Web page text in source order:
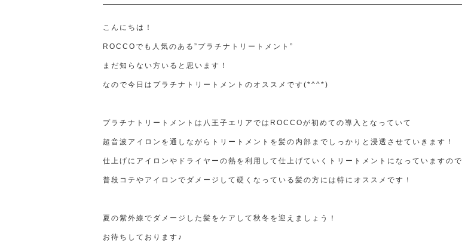
こんにちは！
ROCCOでも人気のある”プラチナトリートメント”
まだ知らない方いると思います！
なので今日はプラチナトリートメントのオススメです(*^^*)
プラチナトリートメントは八王子エリアではROCCOが初めての導入となっていて
超音波アイロンを通しながらトリートメントを髪の内部までしっかりと浸透させていきます！
仕上げにアイロンやドライヤーの熱を利用して仕上げていくトリートメントになっていますので
普段コテやアイロンでダメージして硬くなっている髪の方には特にオススメです！
夏の紫外線でダメージした髪をケアして秋冬を迎えましょう！
お待ちしております♪